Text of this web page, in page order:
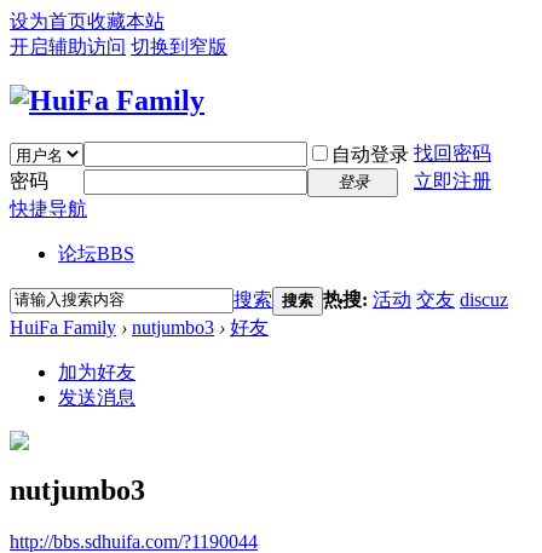
设为首页收藏本站
开启辅助访问 切换到窄版
自动登录 找回密码
密码
登录
立即注册
快捷导航
论坛BBS
搜索 搜索 热搜: 活动 交友 discuz
HuiFa Family › nutjumbo3 › 好友
加为好友
发送消息
nutjumbo3
http://bbs.sdhuifa.com/?1190044